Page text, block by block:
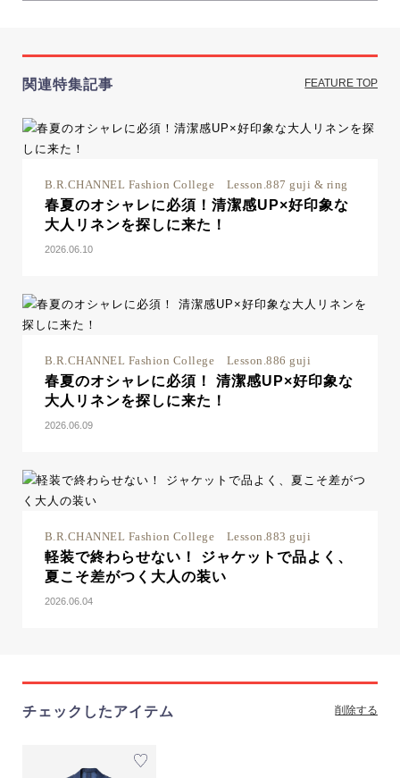
関連特集記事 FEATURE TOP
B.R.CHANNEL Fashion College Lesson.887 guji & ring
春夏のオシャレに必須！清潔感UP×好印象な
大人リネンを探しに来た！
2026.06.10
B.R.CHANNEL Fashion College Lesson.886 guji
春夏のオシャレに必須！ 清潔感UP×好印象な
大人リネンを探しに来た！
2026.06.09
B.R.CHANNEL Fashion College Lesson.883 guji
軽装で終わらせない！ ジャケットで品よく、
夏こそ差がつく大人の装い
2026.06.04
チェックしたアイテム 削除する